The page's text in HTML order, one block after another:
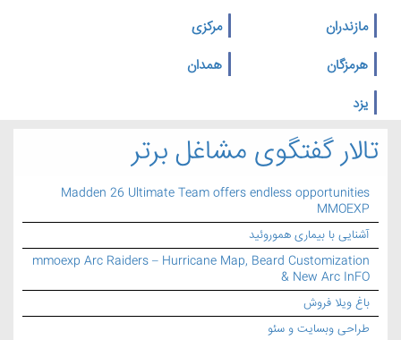
مازندران
مرکزی
هرمزگان
همدان
یزد
تالار گفتگوی مشاغل برتر
Madden 26 Ultimate Team offers endless opportunities
MMOEXP
آشنایی با بیماری هموروئید
mmoexp Arc Raiders – Hurricane Map, Beard Customization
& New Arc InFO
باغ ویلا فروش
طراحی وبسایت و سئو